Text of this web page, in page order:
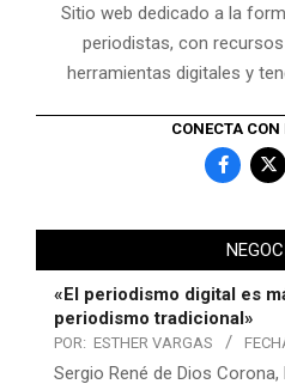
Sitio web dedicado a la
periodistas, con
herramientas digitales y
CONECTA CON
«El periodismo digital es
periodismo tradicional»
POR: ESTHER VARGAS
Sergio René de Dios